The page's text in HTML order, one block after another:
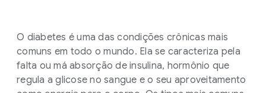
O diabetes é uma das condições crônicas mais
comuns em todo o mundo. Ela se caracteriza pela
falta ou má absorção de insulina, hormônio que
regula a glicose no sangue e o seu aproveitamento